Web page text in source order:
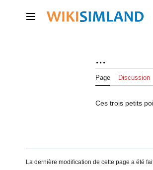
contenu Menu principal
...
Page Discussion
Ces trois petits
La dernière modification de cette page a été